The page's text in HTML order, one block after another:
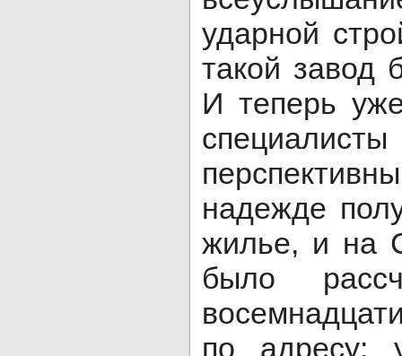
ударной
такой завод
И теперь
надежде
жилье, и на
было
по адресу: